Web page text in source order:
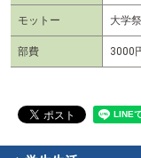
モットー 大学
部費 3000